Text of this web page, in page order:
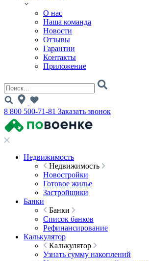
О нас
Наша команда
Новости
Отзывы
Гарантии
Контакты
Приложение
8 800 500-71-81 Заказать звонок
Недвижимость
Недвижимость
Новостройки
Готовое жилье
Застройщики
Банки
Банки
Список банков
Рефинансирование
Калькулятор
Калькулятор
Узнать сумму накоплений